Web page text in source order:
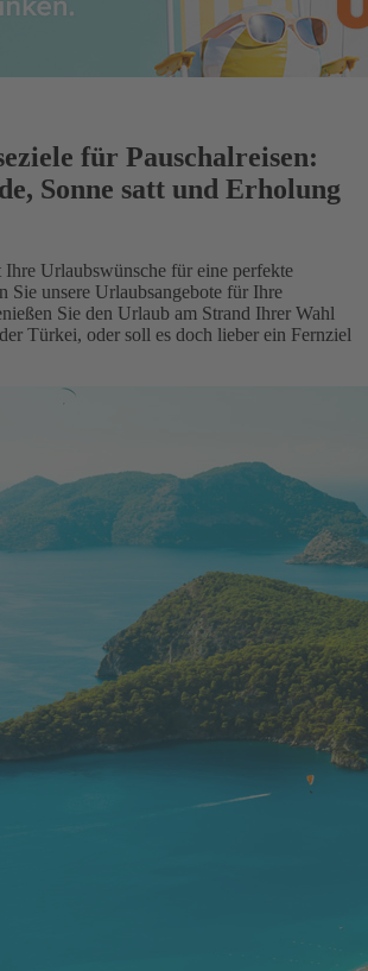
für Pauschalreisen:
Sonne satt und Erholung
Urlaubswünsche für eine perfekte
Sie unsere Urlaubsangebote für Ihre
Sie den Urlaub am Strand Ihrer Wahl
Türkei, oder soll es doch lieber ein Fernziel